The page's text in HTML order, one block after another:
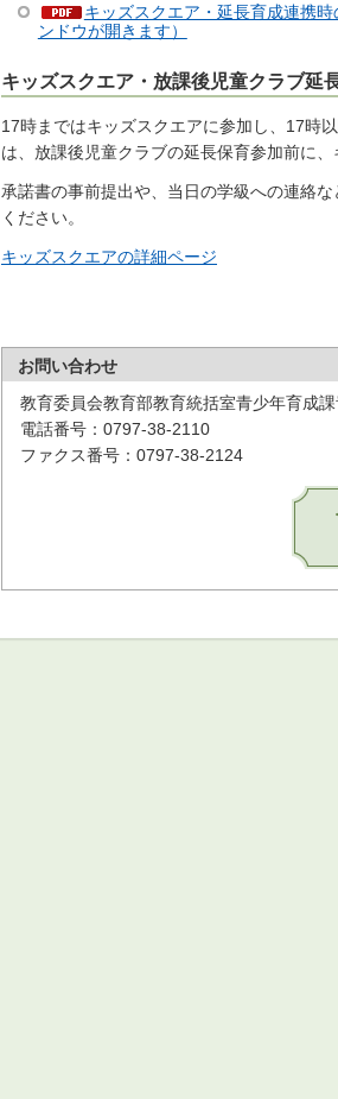
キッズスクエア・延長育成連携
ンドウが開きます）
キッズスクエア・放課後児童クラブ延
17時まではキッズスクエアに参加し、17時
は、放課後児童クラブの延長保育参加前に
承諾書の事前提出や、当日の学級への連絡
ください。
キッズスクエアの詳細ページ
お問い合わせ
教育委員会教育部教育統括室青少年育成
電話番号：0797-38-2110
ファクス番号：0797-38-2124